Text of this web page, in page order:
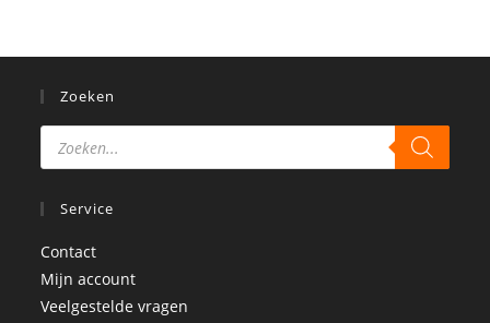
Zoeken
Service
Contact
Mijn account
Veelgestelde vragen